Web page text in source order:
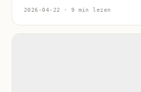
2026-04-22 · 9 min lezen